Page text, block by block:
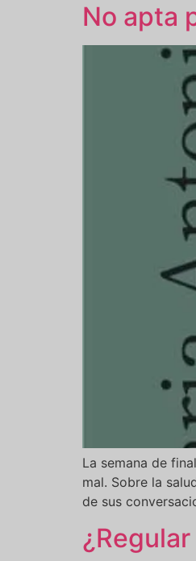
No apta
La semana de
mal. Sobre la
de sus